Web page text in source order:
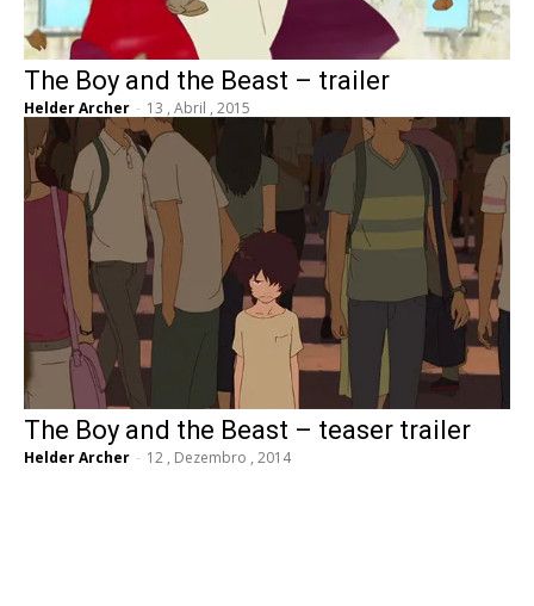
The Boy and the Beast – trailer
Helder Archer - 13 , Abril , 2015
The Boy and the Beast – teaser trailer
Helder Archer - 12 , Dezembro , 2014